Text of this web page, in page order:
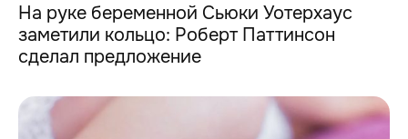
На руке беременной Сьюки Уотерхаус
заметили кольцо: Роберт Паттинсон
сделал предложение